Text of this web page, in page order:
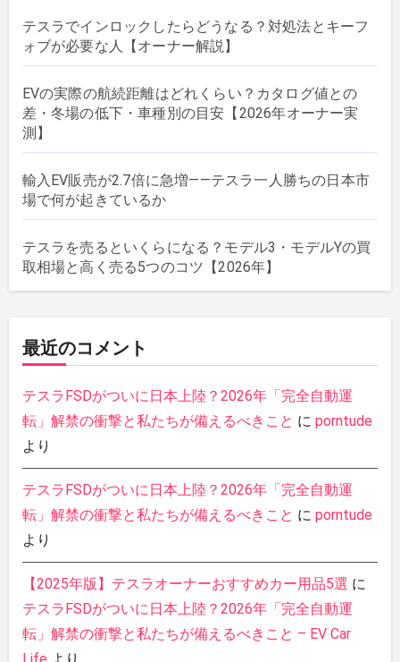
テスラでインロックしたらどうなる？対処法とキーフ
ォブが必要な人【オーナー解説】
EVの実際の航続距離はどれくらい？カタログ値との
差・冬場の低下・車種別の目安【2026年オーナー実
測】
輸入EV販売が2.7倍に急増——テスラ一人勝ちの日本市
場で何が起きているか
テスラを売るといくらになる？モデル3・モデルYの買
取相場と高く売る5つのコツ【2026年】
最近のコメント
テスラFSDがついに日本上陸？2026年「完全自動運
転」解禁の衝撃と私たちが備えるべきこと に porntude
より
テスラFSDがついに日本上陸？2026年「完全自動運
転」解禁の衝撃と私たちが備えるべきこと に porntude
より
【2025年版】テスラオーナーおすすめカー用品5選 に
テスラFSDがついに日本上陸？2026年「完全自動運
転」解禁の衝撃と私たちが備えるべきこと – EV Car